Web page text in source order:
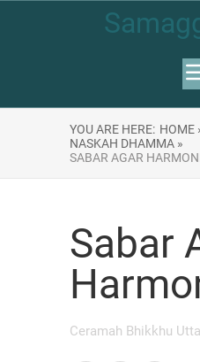
YOU ARE HERE: HOME
NASKAH DHAMMA »
SABAR AGAR
Sabar
Ceramah Bhikkhu